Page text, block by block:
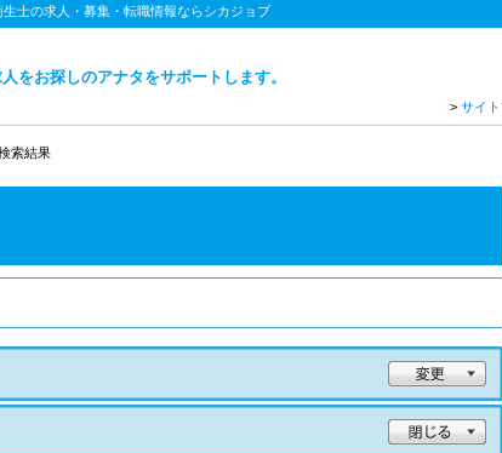
士の求人・募集・転職情報ならシカジョブ
をお探しのアナタをサポートします。
> サイ
索結果